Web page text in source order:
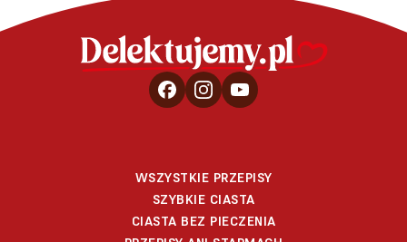
WSZYSTKIE PRZEPISY
SZYBKIE CIASTA
CIASTA BEZ PIECZENIA